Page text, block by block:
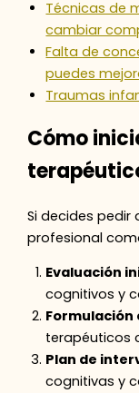
Técnicas de
cambiar
Falta de
puedes
Traumas
Cómo
Si decides pedir
profesional
Evaluación
cognitivos y
terapéuticos
Plan de
cognitivas y